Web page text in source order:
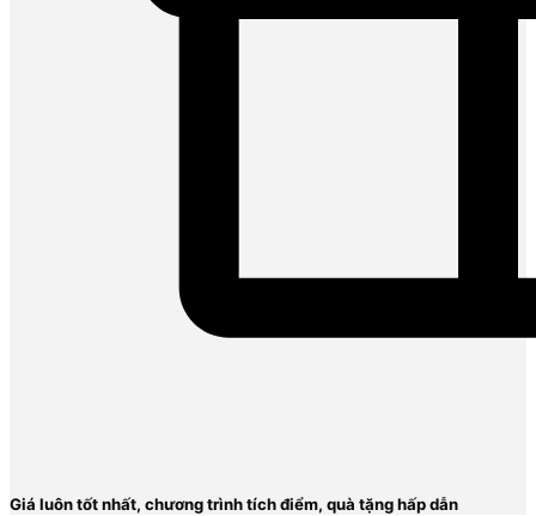
Giá luôn tốt nhất, chương trình tích điểm, quà tặng hấp dẫn